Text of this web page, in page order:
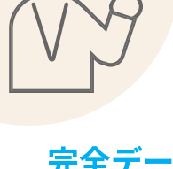
完全デ